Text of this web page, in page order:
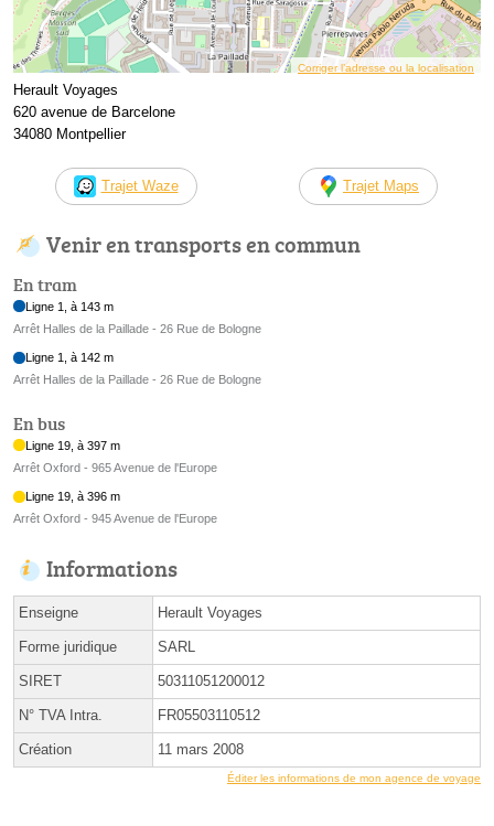
Corriger l’adresse ou la localisation
Herault Voyages
620 avenue de Barcelone
34080 Montpellier
Trajet Waze Trajet Maps
Venir en transports en commun
En tram
Ligne 1, à 143 m
Arrêt Halles de la Paillade - 26 Rue de Bologne
Ligne 1, à 142 m
Arrêt Halles de la Paillade - 26 Rue de Bologne
En bus
Ligne 19, à 397 m
Arrêt Oxford - 965 Avenue de l'Europe
Ligne 19, à 396 m
Arrêt Oxford - 945 Avenue de l'Europe
Informations
Enseigne Herault Voyages
Forme juridique SARL
SIRET 50311051200012
N° TVA Intra. FR05503110512
Création 11 mars 2008
Éditer les informations de mon agence de voyage